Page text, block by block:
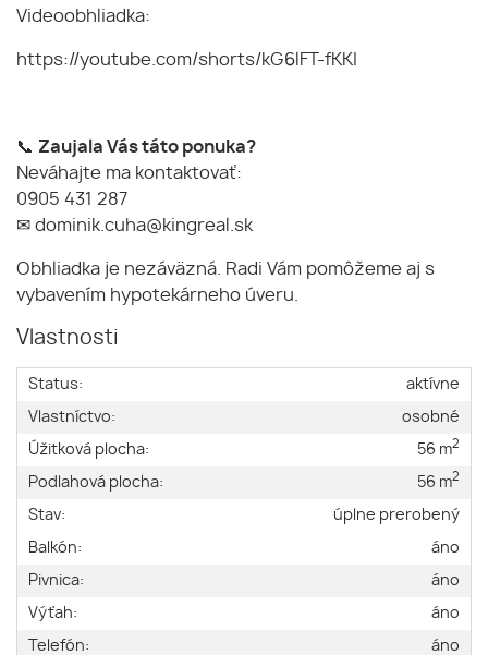
Videoobhliadka:
https://youtube.com/shorts/kG6lFT-fKKI
📞 Zaujala Vás táto ponuka?
Neváhajte ma kontaktovať:
0905 431 287
✉ dominik.cuha@kingreal.sk
Obhliadka je nezáväzná. Radi Vám pomôžeme aj s
vybavením hypotekárneho úveru.
Vlastnosti
Status:
aktívne
Vlastníctvo:
osobné
Úžitková plocha:
56 m2
Podlahová plocha: 56 m2
Stav:
úplne prerobený
Balkón:
áno
Pivnica:
áno
Výťah:
áno
Telefón:
áno